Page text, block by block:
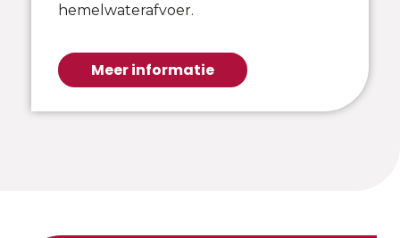
hemelwaterafvoer.
Meer informatie